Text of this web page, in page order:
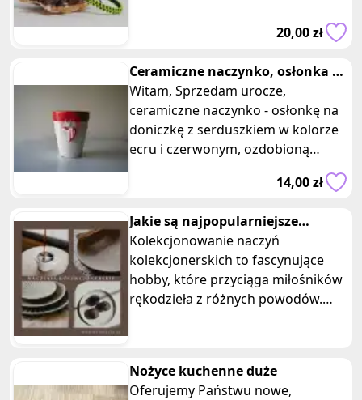
20,00 zł
Ceramiczne naczynko, osłonka na
doniczkę z serduszkiem wazon
Witam, Sprzedam urocze,
ceramiczne naczynko - osłonkę na
doniczkę z serduszkiem w kolorze
ecru i czerwonym, ozdobioną
14,00 zł
Jakie są najpopularniejsze
naczynia kolekcjonerskie wśród
miłośników rękodzieła?
Kolekcjonowanie naczyń
kolekcjonerskich to fascynujące
hobby, które przyciąga miłośników
rękodzieła z różnych powodów.
Nożyce kuchenne duże
Oferujemy Państwu nowe,